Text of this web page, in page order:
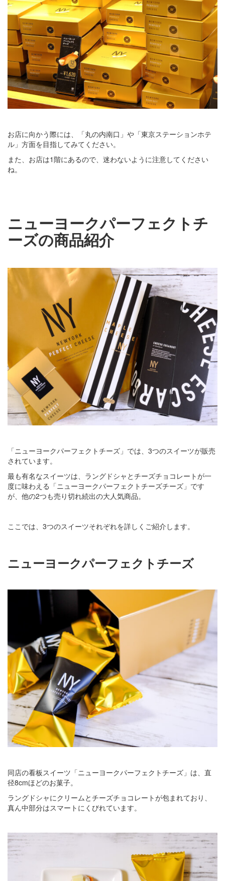
お店に向かう際には、「丸の内南口」や「東京ステーションホテ
ル」方面を目指してみてください。
また、お店は1階にあるので、迷わないように注意してください
ね。
ニューヨークパーフェクトチ
ーズの商品紹介
「ニューヨークパーフェクトチーズ」では、3つのスイーツが販売
されています。
最も有名なスイーツは、ラングドシャとチーズチョコレートが一
度に味わえる「ニューヨークパーフェクトチーズチーズ」です
が、他の2つも売り切れ続出の大人気商品。
ここでは、3つのスイーツそれぞれを詳しくご紹介します。
ニューヨークパーフェクトチーズ
同店の看板スイーツ「ニューヨークパーフェクトチーズ」は、直
径8cmほどのお菓子。
ラングドシャにクリームとチーズチョコレートが包まれており、
真ん中部分はスマートにくびれています。